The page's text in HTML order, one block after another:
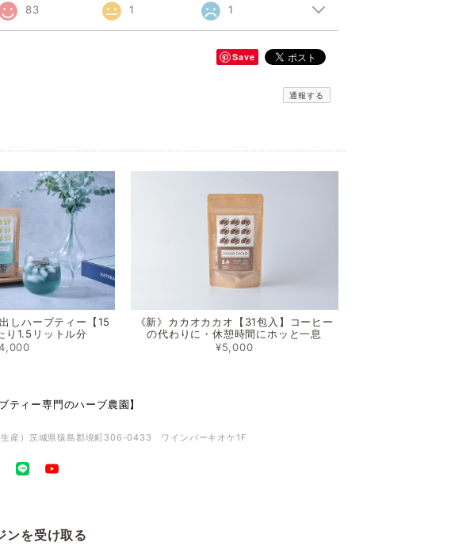
83 1 1
Save
通報する
しハーブティー【15
り1.5リットル分
《新》カカオカカオ【31包入】コーヒー
の代わりに・休憩時間にホッと一息
¥5,000
ティー専門のハーブ農園】
生産）茨城県猿島郡境町306-0433 ワインバーキオケ1F
ンを受け取る